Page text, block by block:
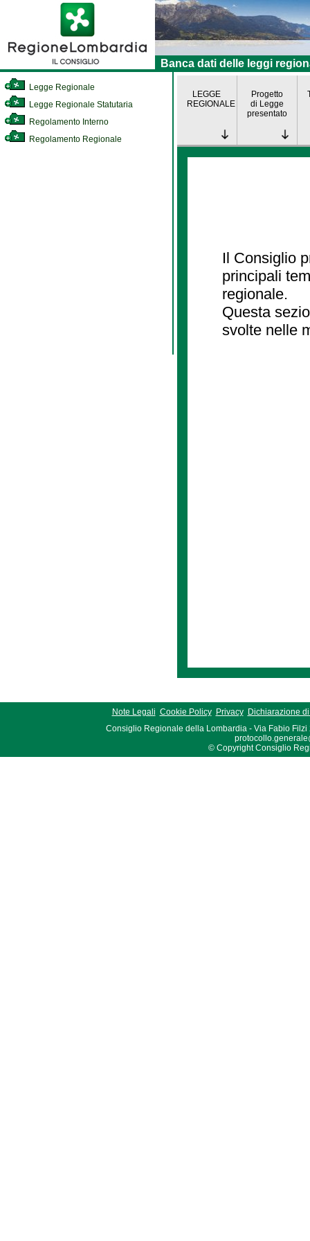
Banca dati delle leggi
Legge Regionale
Legge Regionale Statutaria
Regolamento Interno
Regolamento Regionale
LEGGE
REGIONALE
Progetto
di Legge
presentato
Il Consiglio
principali
regionale.
Questa
svolte nelle
Note Legali Cookie Policy Privacy
Dichiarazione
Consiglio Regionale della Lombardia - Via Fabio Filzi
© Copyright Consiglio